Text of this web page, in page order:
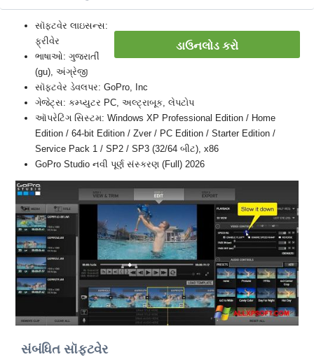
ડાઉનલોડ કરો
સૉફ્ટવેર લાઇસન્સ:
ફ્રીવેર
ભાષાઓ: ગુજરાતીં
(gu), અંગ્રેજી
સૉફ્ટવેર ડેવલપર: GoPro, Inc
ગેજેટ્સ: કમ્પ્યુટર PC, અલ્ટ્રાબૂક, લેપટોપ
ઑપરેટિંગ સિસ્ટમ: Windows XP Professional Edition / Home
Edition / 64-bit Edition / Zver / PC Edition / Starter Edition /
Service Pack 1 / SP2 / SP3 (32/64 બીટ), x86
GoPro Studio નવી પૂર્ણ સંસ્કરણ (Full) 2026
સંબંધિત સૉફ્ટવેર